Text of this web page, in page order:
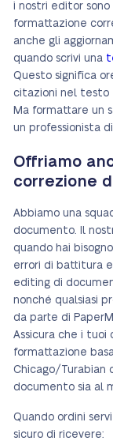
i nostri editor
formattazione
anche gli
quando scrivi una
Questo significa
citazioni nel testo
Ma formattare un
un professionista
Offriamo
correzione
Abbiamo una
documento. Il
quando hai
errori di battitura
editing di
nonché qualsiasi
da parte di
Assicura che i
formattazione
Chicago/Turabian
documento sia al
Quando ordini
sicuro di ricevere: